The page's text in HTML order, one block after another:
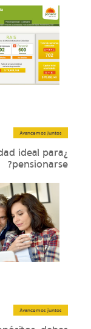
Avancemos juntos
ideal para
pensionarse?
Avancemos juntos